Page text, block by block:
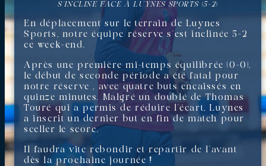
S’INCLINE FACE À LUYNES SPORTS (5-2)
En déplacement sur le terrain de Luynes
Sports, notre équipe réserve s’est inclinée 5-2
ce week-end.
Après une première mi-temps équilibrée (0-0),
le début de seconde période a été fatal pour
notre réserve , avec quatre buts encaissés en
quinze minutes. Malgré un doublé de Thomas
Touré qui a permis de réduire l’écart, Luynes
a inscrit un dernier but en fin de match pour
sceller le score.
Il faudra vite rebondir et repartir de l’avant
dès la prochaine journée !